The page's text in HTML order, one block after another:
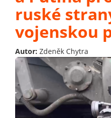
ruské
vojenskou
Autor: Zdeněk Chytra